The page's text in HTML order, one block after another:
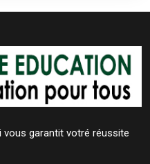
vous garantit votré réussite